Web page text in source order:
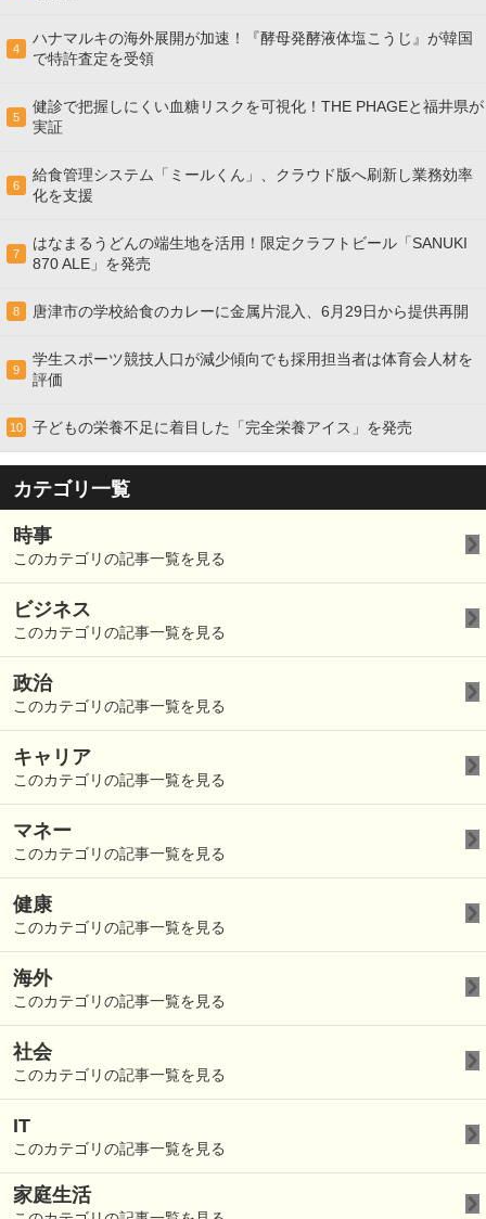
4
ハナマルキの海外展開が加速！『酵母発酵液体塩こうじ』が韓国
で特許査定を受領
5
健診で把握しにくい血糖リスクを可視化！THE PHAGEと福井県が
実証
6
給食管理システム「ミールくん」、クラウド版へ刷新し業務効率
化を支援
7
はなまるうどんの端生地を活用！限定クラフトビール「SANUKI
870 ALE」を発売
8 唐津市の学校給食のカレーに金属片混入、6月29日から提供再開
9
学生スポーツ競技人口が減少傾向でも採用担当者は体育会人材を
評価
10 子どもの栄養不足に着目した「完全栄養アイス」を発売
カテゴリ一覧
時事
このカテゴリの記事一覧を見る
ビジネス
このカテゴリの記事一覧を見る
政治
このカテゴリの記事一覧を見る
キャリア
このカテゴリの記事一覧を見る
マネー
このカテゴリの記事一覧を見る
健康
このカテゴリの記事一覧を見る
海外
このカテゴリの記事一覧を見る
社会
このカテゴリの記事一覧を見る
IT
このカテゴリの記事一覧を見る
家庭生活